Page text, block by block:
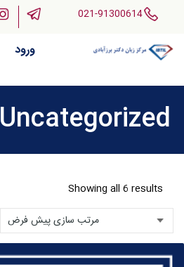
021-91300614
ورود
Uncategorized
Showing all 6 results